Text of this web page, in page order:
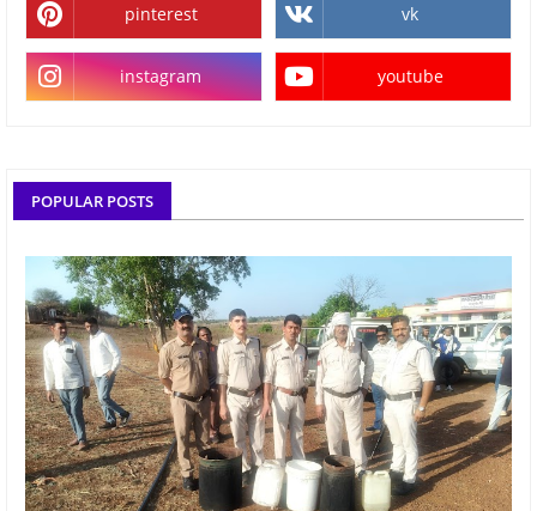
pinterest vk
instagram youtube
POPULAR POSTS